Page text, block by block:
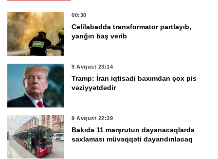
00:30
Cəlilabadda transformator partlayıb,
yanğın baş verib
9 Avqust 23:14
Tramp: İran iqtisadi baxımdan çox pis
vəziyyətdədir
9 Avqust 22:39
Bakıda 11 marşrutun dayanacaqlarda
saxlaması müvəqqəti dayandırılacaq